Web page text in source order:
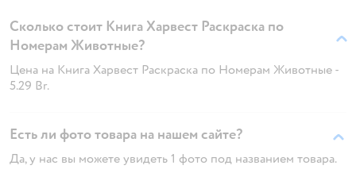
Сколько стоит Книга Харвест Раскраска по
Номерам Животные?
Цена на Книга Харвест Раскраска по Номерам Животные -
5.29 Br.
Есть ли фото товара на нашем сайте?
Да, у нас вы можете увидеть 1 фото под названием товара.